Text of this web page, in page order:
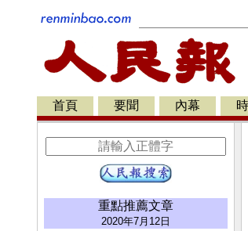
首頁 要聞 內幕
重點推薦文章
2020年7月12日